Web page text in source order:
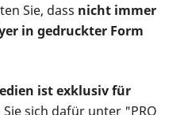
Sie, dass nicht immer
in gedruckter Form
ist exklusiv für
sich dafür unter "PRO